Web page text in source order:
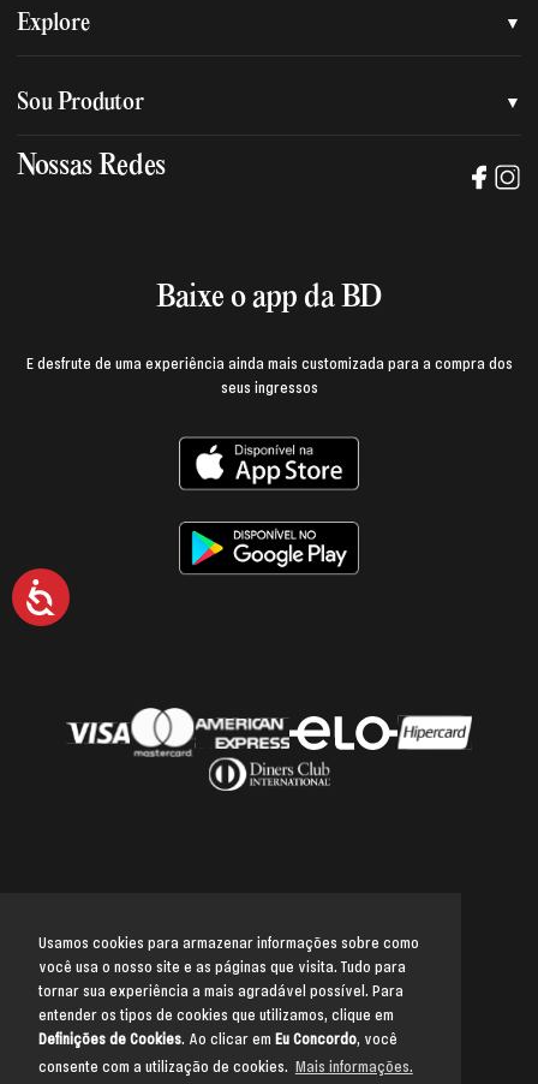
Usamos cookies para armazenar informações sobre como
você usa o nosso site e as páginas que visita. Tudo para
tornar sua experiência a mais agradável possível. Para
entender os tipos de cookies que utilizamos, clique em
Definições de Cookies. Ao clicar em Eu Concordo, você
consente com a utilização de cookies. Mais informações.
Acessibilidade
Quem somos
Política de privacidade
Explore
Assessoria de imprensa
Trabalhe na BD
Sou Produtor
Manual de mídia e da marca BD
Nossas Redes
Baixe o app da BD
E desfrute de uma experiência ainda mais customizada para a compra dos
seus ingressos
Voltar para o topo